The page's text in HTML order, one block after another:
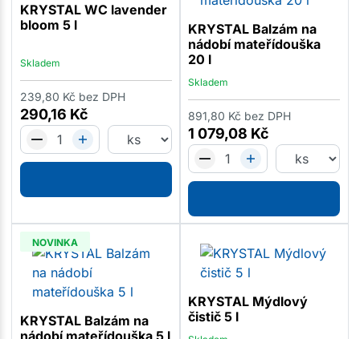
KRYSTAL WC lavender
bloom 5 l
Skladem
290,16 Kč
239,80 Kč bez DPH
KRYSTAL Balzám na
nádobí mateřídouška
20 l
Skladem
1 079,08 Kč
891,80 Kč bez DPH
NOVINKA
KRYSTAL Balzám na
nádobí mateřídouška 5 l
KRYSTAL Mýdlový
čistič 5 l